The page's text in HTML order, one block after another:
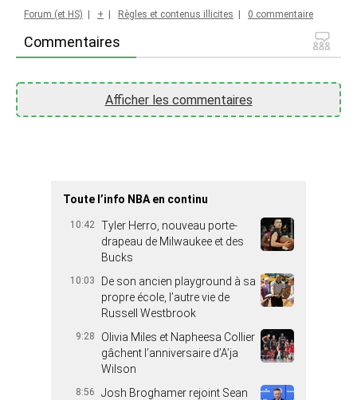
Commentaires
Forum (et HS) + Règles et contenus illicites 0 commentaire
Afficher les commentaires
Toute l’info NBA en continu
10:42 Tyler Herro, nouveau porte-
drapeau de Milwaukee et des
Bucks
10:03
De son ancien playground à sa
propre école, l’autre vie de
Russell Westbrook
9:28
Olivia Miles et Napheesa Collier
gâchent l’anniversaire d’A’ja
Wilson
8:56
Josh Broghamer rejoint Sean